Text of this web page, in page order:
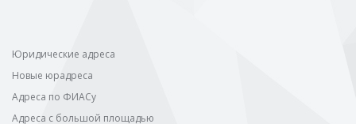
Юридические адреса
Новые юрадреса
Адреса по ФИАСу
Адреса с большой площадью